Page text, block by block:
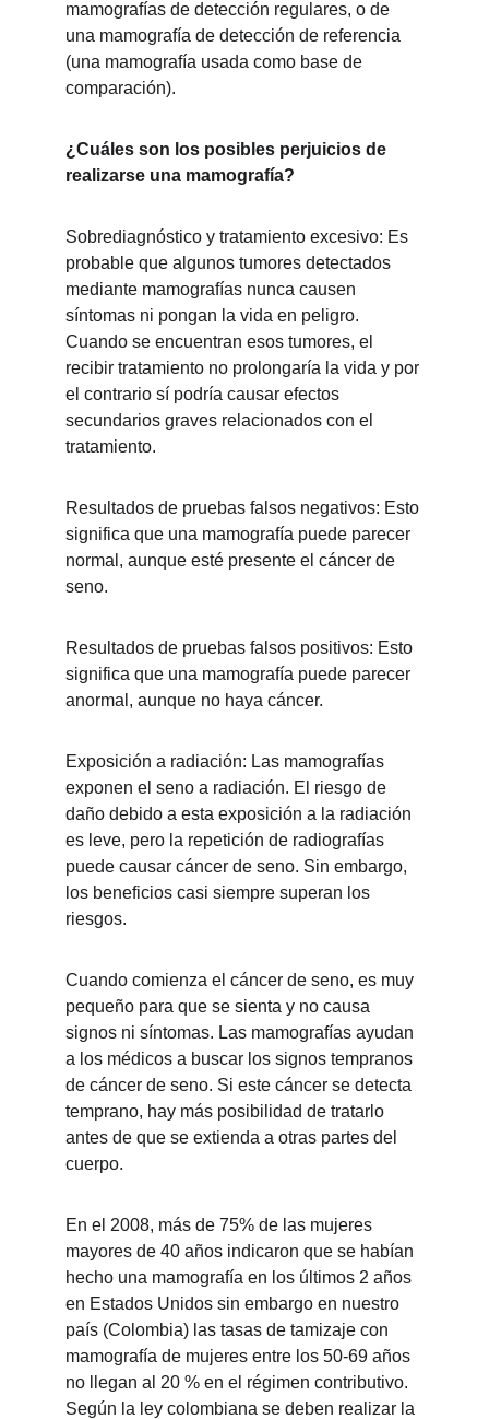
mamografías de detección regulares, o de
una mamografía de detección de referencia
(una mamografía usada como base de
comparación).
¿Cuáles son los posibles perjuicios de
realizarse una mamografía?
Sobrediagnóstico y tratamiento excesivo: Es
probable que algunos tumores detectados
mediante mamografías nunca causen
síntomas ni pongan la vida en peligro.
Cuando se encuentran esos tumores, el
recibir tratamiento no prolongaría la vida y por
el contrario sí podría causar efectos
secundarios graves relacionados con el
tratamiento.
Resultados de pruebas falsos negativos: Esto
significa que una mamografía puede parecer
normal, aunque esté presente el cáncer de
seno.
Resultados de pruebas falsos positivos: Esto
significa que una mamografía puede parecer
anormal, aunque no haya cáncer.
Exposición a radiación: Las mamografías
exponen el seno a radiación. El riesgo de
daño debido a esta exposición a la radiación
es leve, pero la repetición de radiografías
puede causar cáncer de seno. Sin embargo,
los beneficios casi siempre superan los
riesgos.
Cuando comienza el cáncer de seno, es muy
pequeño para que se sienta y no causa
signos ni síntomas. Las mamografías ayudan
a los médicos a buscar los signos tempranos
de cáncer de seno. Si este cáncer se detecta
temprano, hay más posibilidad de tratarlo
antes de que se extienda a otras partes del
cuerpo.
En el 2008, más de 75% de las mujeres
mayores de 40 años indicaron que se habían
hecho una mamografía en los últimos 2 años
en Estados Unidos sin embargo en nuestro
país (Colombia) las tasas de tamizaje con
mamografía de mujeres entre los 50-69 años
no llegan al 20 % en el régimen contributivo.
Según la ley colombiana se deben realizar la